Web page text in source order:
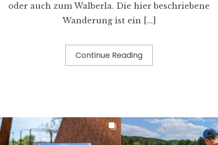
oder auch zum Walberla. Die hier beschriebene
Wanderung ist ein […]
Continue Reading